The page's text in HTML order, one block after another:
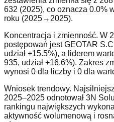
632 (2025), co oznacza 0.0%
roku (2025→2025).
Koncentracja i zmienność. W
postępowań jest GEOTAR
udział +15.5%), a liderem
935, udział +16.6%). Zakres
wynosi 0 dla liczby i 0 dla
Wniosek trendowy.
2025–2025 odnotował 3N
rankingu największych
aktywność wolumenową i